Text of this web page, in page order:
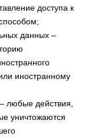
доступа к
данных –
иностранному
любые действия,
уничтожаются